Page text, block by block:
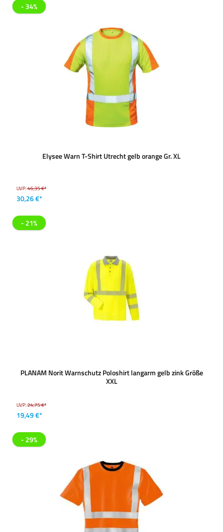
- 34%
Elysee Warn T-Shirt Utrecht gelb orange Gr. XL
UVP:46,35 €*
30,26 €*
- 21%
PLANAM Norit Warnschutz Poloshirt langarm gelb zink Größe
XXL
UVP:24,75 €*
19,49 €*
- 29%